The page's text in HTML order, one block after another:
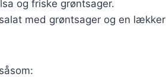
og friske grøntsager.
med grøntsager og en lækker